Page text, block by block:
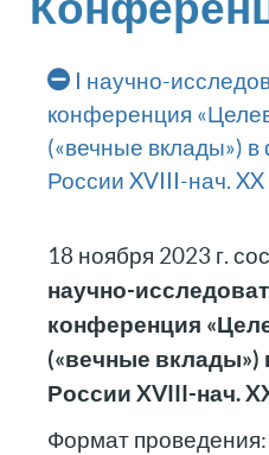
I научно-
конференция
(«вечные вклады»)
России XVIII-нач. XX
18 ноября 2023 г.
научно-
конференция
(«вечные
России XVIII-нач.
Формат